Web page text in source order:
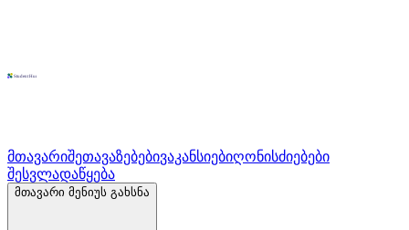
მთავარიშეთავაზებებივაკანსიებიღონისძიებები
შესვლადაწყება
მთავარი მენიუს გახსნა